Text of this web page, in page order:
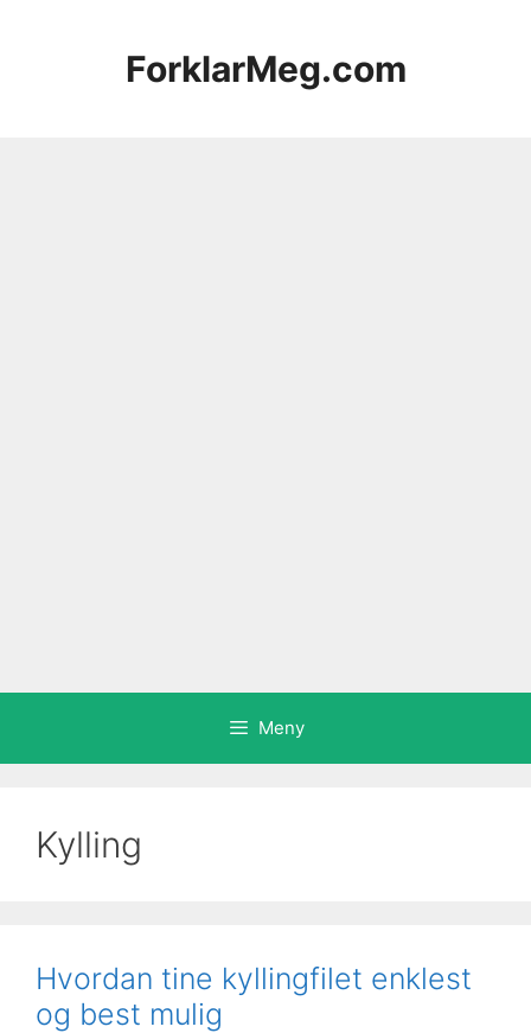
ForklarMeg.com
Meny
Kylling
Hvordan tine kyllingfilet enklest
og best mulig